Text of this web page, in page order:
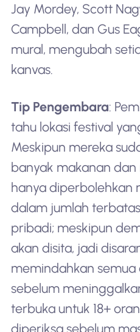
Jay Mordey, Scott
Campbell, dan Gus
mural, mengubah
kanvas.
Tip Pengembara:
tahu lokasi festival
Meskipun mereka
banyak makanan
hanya diperbolehkan
dalam jumlah
pribadi; meskipun
akan disita, jadi
memindahkan semua
sebelum
terbuka untuk 18+
diperiksa sebelum